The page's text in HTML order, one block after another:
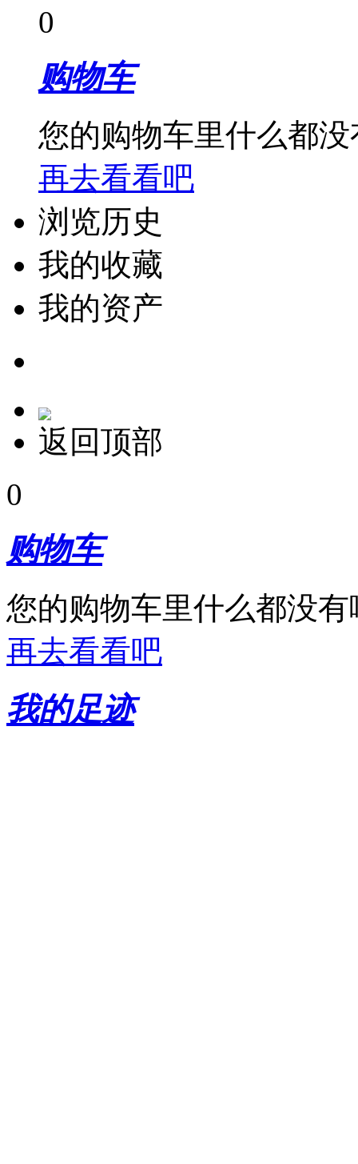
0
购物车
您的购物车里什么都没
再去看看吧
浏览历史
我的收藏
我的资产
返回顶部
0
购物车
您的购物车里什么都没有
再去看看吧
我的足迹